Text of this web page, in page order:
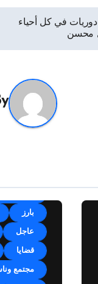
دوريات في كل أحياء
محسن
بارز
عاجل
قضايا
مجتمع